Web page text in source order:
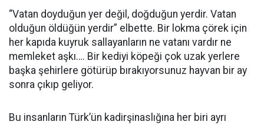
“Vatan doyduğun yer değil, doğduğun yerdir. Vatan
olduğun öldüğün yerdir” elbette. Bir lokma çörek için
her kapıda kuyruk sallayanların ne vatanı vardır ne
memleket aşkı…. Bir kediyi köpeği çok uzak yerlere
başka şehirlere götürüp bırakıyorsunuz hayvan bir ay
sonra çıkıp geliyor.
Bu insanların Türk’ün kadirşinaslığına her biri ayrı